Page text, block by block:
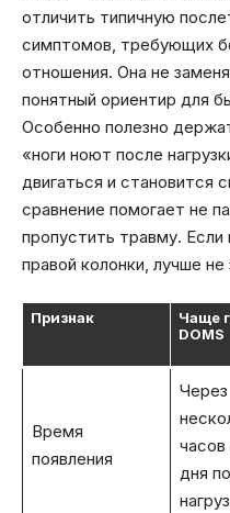
отличить типичную
симптомов, требующих
отношения. Она не
понятный ориентир для
Особенно полезно
«ноги ноют после
двигаться и становится
сравнение помогает не
пропустить травму. Если
правой колонки, лучше не
Признак
Чаще
DOMS
Время
появления
Через
часов
дня